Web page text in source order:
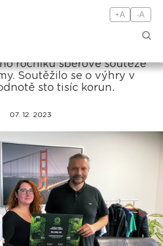
+A -A
ročníku sběrové soutěže
Soutěžilo se o výhry v
sto tisíc korun.
07. 12. 2023